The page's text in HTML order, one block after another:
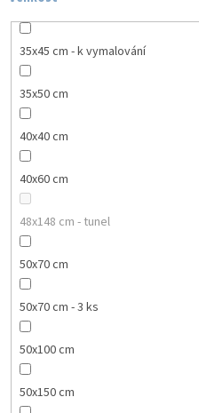
35x45 cm - k vymalování
35x50 cm
40x40 cm
40x60 cm
48x148 cm - tunel
50x70 cm
50x70 cm - 3 ks
50x100 cm
50x150 cm